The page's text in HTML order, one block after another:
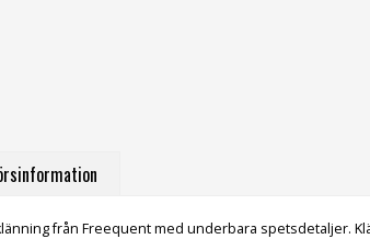
från Freequent med underbara spetsdetaljer.